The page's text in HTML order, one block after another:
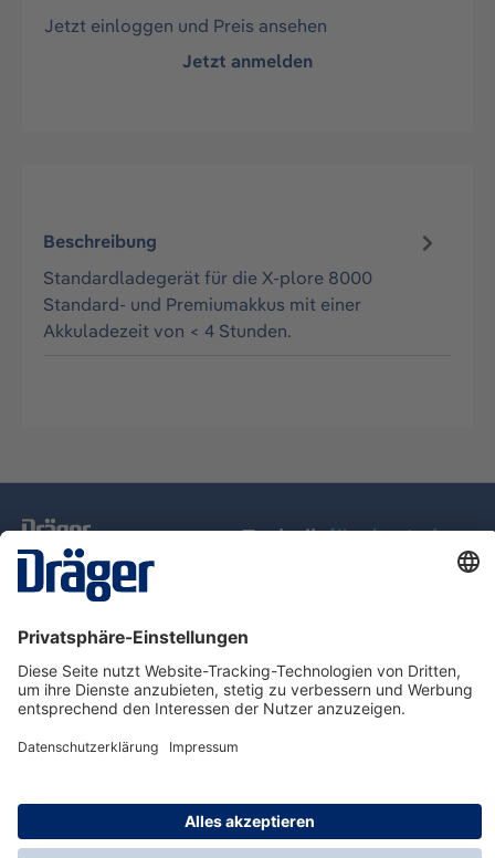
Jetzt einloggen und Preis ansehen
Jetzt anmelden
Beschreibung
Standardladegerät für die X-plore 8000
Standard- und Premiumakkus mit einer
Akkuladezeit von < 4 Stunden.
Technikfür das Leben
Service-Hotline
Über Dräger
Informationen
© Dräger Schweiz AG, 2025